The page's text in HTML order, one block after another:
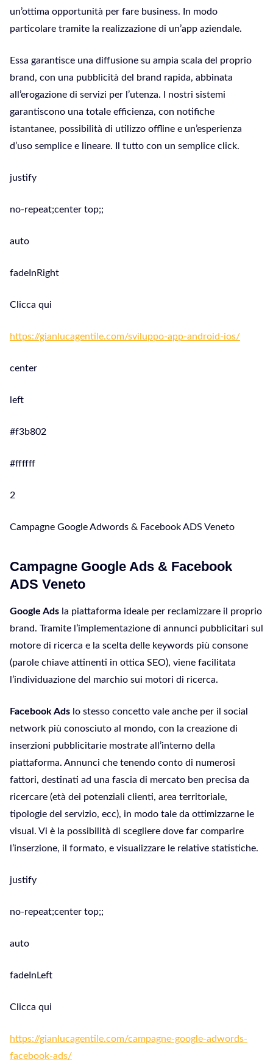
un’ottima opportunità per fare business. In modo
particolare tramite la realizzazione di un’app aziendale.
Essa garantisce una diffusione su ampia scala del proprio
brand, con una pubblicità del brand rapida, abbinata
all’erogazione di servizi per l’utenza. I nostri sistemi
garantiscono una totale efficienza, con notifiche
istantanee, possibilità di utilizzo offline e un’esperienza
d’uso semplice e lineare. Il tutto con un semplice click.
justify
no-repeat;center top;;
auto
fadeInRight
Clicca qui
https://gianlucagentile.com/sviluppo-app-android-ios/
center
left
#f3b802
#ffffff
2
Campagne Google Adwords & Facebook ADS Veneto
Campagne Google Ads & Facebook
ADS Veneto
Google Ads la piattaforma ideale per reclamizzare il proprio
brand. Tramite l’implementazione di annunci pubblicitari sul
motore di ricerca e la scelta delle keywords più consone
(parole chiave attinenti in ottica SEO), viene facilitata
l’individuazione del marchio sui motori di ricerca.
Facebook Ads lo stesso concetto vale anche per il social
network più conosciuto al mondo, con la creazione di
inserzioni pubblicitarie mostrate all’interno della
piattaforma. Annunci che tenendo conto di numerosi
fattori, destinati ad una fascia di mercato ben precisa da
ricercare (età dei potenziali clienti, area territoriale,
tipologie del servizio, ecc), in modo tale da ottimizzarne le
visual. Vi è la possibilità di scegliere dove far comparire
l’inserzione, il formato, e visualizzare le relative statistiche.
justify
no-repeat;center top;;
auto
fadeInLeft
Clicca qui
https://gianlucagentile.com/campagne-google-adwords-
facebook-ads/